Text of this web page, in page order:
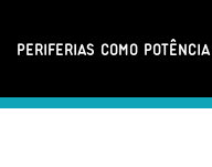
PERIFERIAS COMO POTÊNCIA